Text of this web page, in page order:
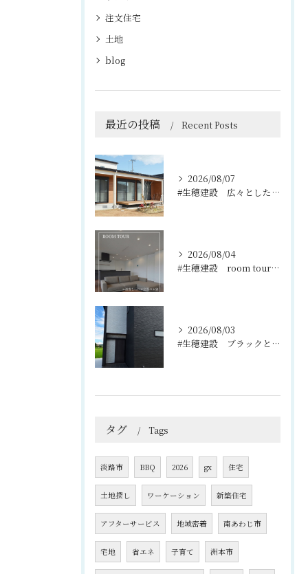
注文住宅
土地
blog
最近の投稿 Recent Posts
2026/08/07
#生穂建設 広々としたウッドデッキは、室内と庭を繋ぐ心地よい...
2026/08/04
#生穂建設 room tour🏠
2026/08/03
#生穂建設 ブラックとグレーのコントラストがスタイリッシュな...
タグ Tags
淡路市 BBQ 2026 gx 住宅
土地探し ワーケーション 新築住宅
アフターサービス 地域密着 南あわじ市
宅地 省エネ 子育て 洲本市